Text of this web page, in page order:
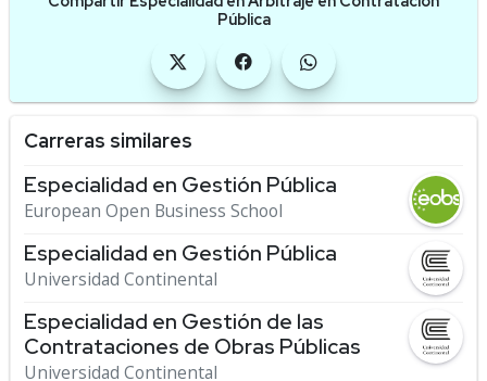
Pública
Carreras similares
Especialidad en Gestión Pública
European Open Business School
Especialidad en Gestión Pública
Universidad Continental
Especialidad en Gestión de las
Contrataciones de Obras Públicas
Universidad Continental